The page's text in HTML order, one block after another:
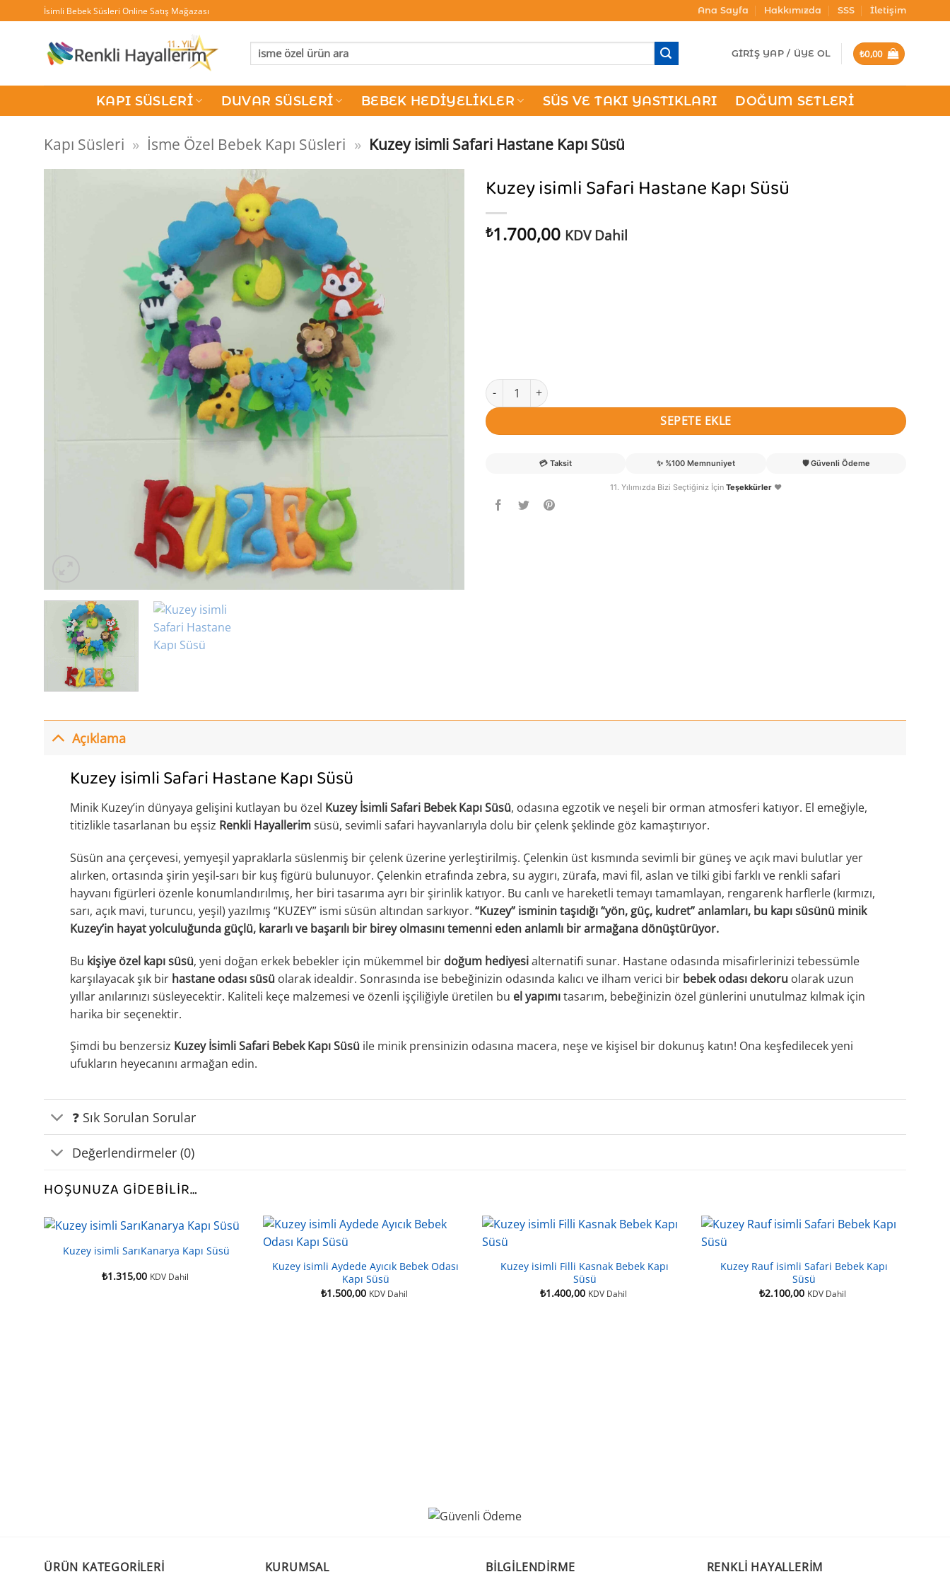
atla
İsimli Bebek Süsleri Online Satış Mağazası Ana Sayfa Hakkımızda SSS İletişim
Ara: GIRIŞ YAP / ÜYE OL ₺0,00
KAPI SÜSLERI DUVAR SÜSLERI BEBEK HEDIYELIKLER SÜS VE TAKI YASTIKLARI DOĞUM SETLERI
Kapı Süsleri » İsme Özel Bebek Kapı Süsleri » Kuzey isimli Safari Hastane Kapı Süsü
Kuzey isimli Safari Hastane Kapı Süsü
₺1.700,00 KDV Dahil
Kuzey isimli Safari Hastane Kapı Süsü adet
SEPETE EKLE
💳 Taksit ✨ %100 Memnuniyet 🛡️ Güvenli Ödeme
11. Yılımızda Bizi Seçtiğiniz İçin Teşekkürler ❤️
Açıklama
Kuzey isimli Safari Hastane Kapı Süsü
Minik Kuzey’in dünyaya gelişini kutlayan bu özel Kuzey İsimli Safari Bebek Kapı Süsü, odasına egzotik ve neşeli bir orman atmosferi katıyor. El emeğiyle,
titizlikle tasarlanan bu eşsiz Renkli Hayallerimsüsü, sevimli safari hayvanlarıyla dolu bir çelenk şeklinde göz kamaştırıyor.
Süsün ana çerçevesi, yemyeşil yapraklarla süslenmiş bir çelenk üzerine yerleştirilmiş. Çelenkin üst kısmında sevimli bir güneş ve açık mavi bulutlar yer
alırken, ortasında şirin yeşil-sarı bir kuş figürü bulunuyor. Çelenkin etrafında zebra, su aygırı, zürafa, mavi fil, aslan ve tilki gibi farklı ve renkli safari
hayvanı figürleri özenle konumlandırılmış, her biri tasarıma ayrı bir şirinlik katıyor. Bu canlı ve hareketli temayı tamamlayan, rengarenk harflerle (kırmızı,
sarı, açık mavi, turuncu, yeşil) yazılmış “KUZEY” ismi süsün altından sarkıyor. “Kuzey” isminin taşıdığı “yön, güç, kudret” anlamları, bu kapı süsünü minik
Kuzey’in hayat yolculuğunda güçlü, kararlı ve başarılı bir birey olmasını temenni eden anlamlı bir armağana dönüştürüyor.
Bu kişiye özel kapı süsü, yeni doğan erkek bebekler için mükemmel bir doğum hediyesialternatifi sunar. Hastane odasında misafirlerinizi tebessümle
karşılayacak şık bir hastane odası süsü olarak idealdir. Sonrasında ise bebeğinizin odasında kalıcı ve ilham verici bir bebek odası dekoru olarak uzun
yıllar anılarınızı süsleyecektir. Kaliteli keçe malzemesi ve özenli işçiliğiyle üretilen bu el yapımıtasarım, bebeğinizin özel günlerini unutulmaz kılmak için
harika bir seçenektir.
Şimdi bu benzersiz Kuzey İsimli Safari Bebek Kapı Süsü ile minik prensinizin odasına macera, neşe ve kişisel bir dokunuş katın! Ona keşfedilecek yeni
ufukların heyecanını armağan edin.
❓ Sık Sorulan Sorular
Değerlendirmeler (0)
HOŞUNUZA GIDEBILIR…
Kuzey isimli SarıKanarya Kapı Süsü
₺1.315,00 KDV Dahil
Kuzey isimli Aydede Ayıcık Bebek Odası
Kapı Süsü
₺1.500,00 KDV Dahil
Kuzey isimli Filli Kasnak Bebek Kapı
Süsü
₺1.400,00 KDV Dahil
Kuzey Rauf isimli Safari Bebek Kapı
Süsü
₺2.100,00 KDV Dahil
ÜRÜN KATEGORILERI KURUMSAL BILGILENDIRME RENKLI HAYALLERIM